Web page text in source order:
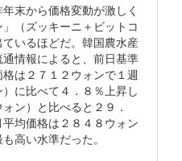
末から価格変動が激しく
（ズッキーニ＋ビットコ
いるほどだ。韓国農水産
情報によると、前日基準
は２７１２ウォンで１週
に比べて４．８％上昇し
ン）と比べると２９．
均価格は２８４８ウォン
高い水準だった。